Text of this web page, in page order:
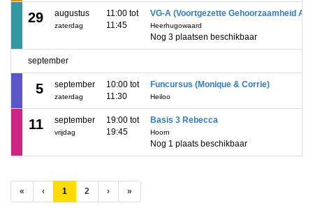
29 augustus
zaterdag
11:00 tot
11:45
VG-A (Voortgezette Gehoorzaamheid A)
Heerhugowaard
Nog 3 plaatsen beschikbaar
september
5 september
zaterdag
10:00 tot
11:30
Funcursus (Monique & Corrie)
Heiloo
11 september
vrijdag
19:00 tot
19:45
Basis 3 Rebecca
Hoorn
Nog 1 plaats beschikbaar
« ‹ 1 (huidige)
2 › »